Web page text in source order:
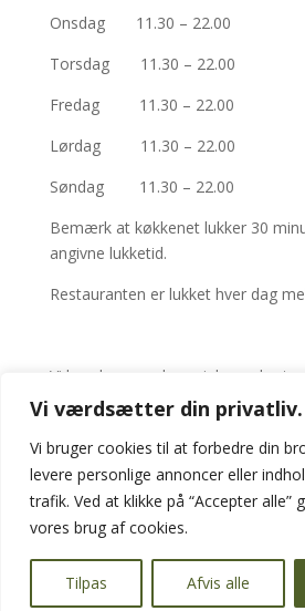
Vi værdsætter din privatliv.
Vi bruger cookies til at forbedre din
levere personlige annoncer eller
trafik. Ved at klikke på “Accepter alle”
vores brug af cookies.
Tilpas Afvis alle
Onsdag 11.30 – 22.00
Torsdag 11.30 – 22.00
Fredag 11.30 – 22.00
Lørdag 11.30 – 22.00
Søndag 11.30 – 22.00
Bemærk at køkkenet lukker 30
angivne lukketid.
Restauranten er lukket hver dag
Vi har dage med specialmenukort,
“Menukort”
OBS! Onsdag aften har vi
Se mere under punktet